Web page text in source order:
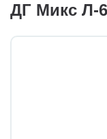
ДГ Микс Л-